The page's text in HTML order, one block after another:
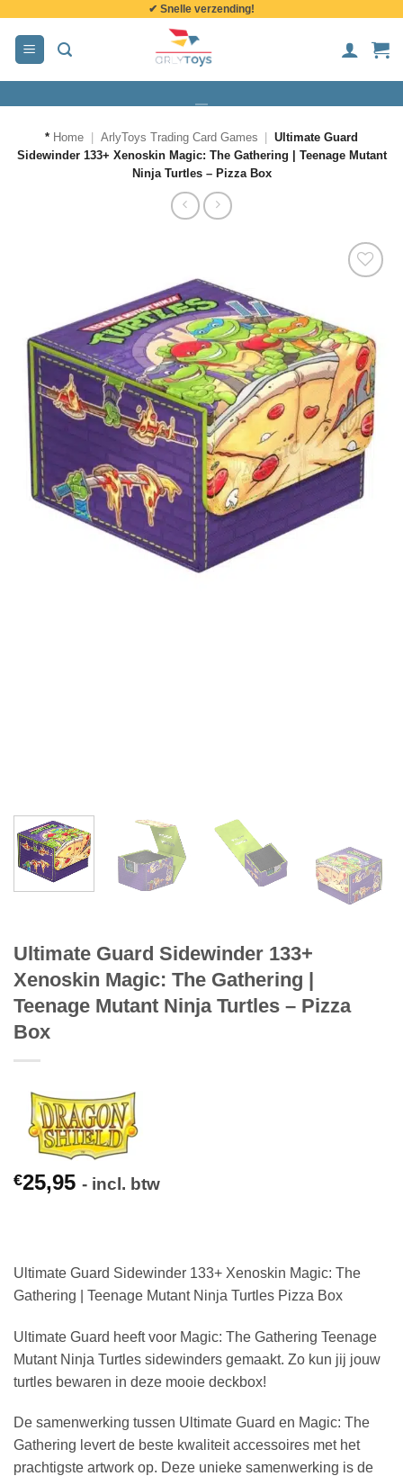
inhoud
✔ Snelle verzending!
* Home ArlyToys Trading Card Games
Ultimate Guard
Sidewinder 133+ Xenoskin Magic: The Gathering | Teenage Mutant
Ninja Turtles – Pizza Box
Ultimate Guard Sidewinder 133+
Xenoskin Magic: The Gathering |
Teenage Mutant Ninja Turtles – Pizza
Box
€25,95 - incl. btw
Ultimate Guard Sidewinder 133+ Xenoskin Magic: The
Gathering | Teenage Mutant Ninja Turtles Pizza Box
Ultimate Guard heeft voor Magic: The Gathering Teenage
Mutant Ninja Turtles sidewinders gemaakt. Zo kun jij jouw
turtles bewaren in deze mooie deckbox!
De samenwerking tussen Ultimate Guard en Magic: The
Gathering levert de beste kwaliteit accessoires met het
prachtigste artwork op. Deze unieke samenwerking is de